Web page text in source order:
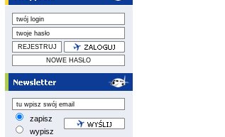
zapisz
wypisz